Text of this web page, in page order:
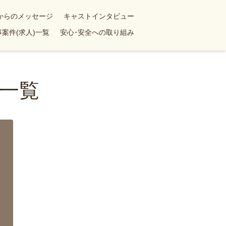
らのメッセージ
キャストインタビュー
案件(求人)一覧 安心･安全への取り組み
覧